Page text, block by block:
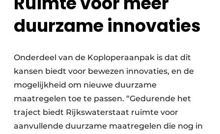
duurzame innovaties
Onderdeel van de Koploperaanpak is dat dit
kansen biedt voor bewezen innovaties, en de
mogelijkheid om nieuwe duurzame
maatregelen toe te passen. “Gedurende het
traject biedt Rijkswaterstaat ruimte voor
aanvullende duurzame maatregelen die nog in